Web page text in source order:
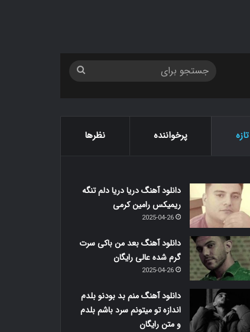
تازه پرخواننده نظرها
دانلود آهنگ دریا دریا دلم تنگه
ریمیکس رامین کرمی
2025-04-26
دانلود آهنگ بعد من باکی سرت
گرم شده عالی رایگان
2025-04-26
دانلود آهنگ منم بد بودنو بلدم
اندازه تو میتونم سرد باشم بلدم
و متن رایگان